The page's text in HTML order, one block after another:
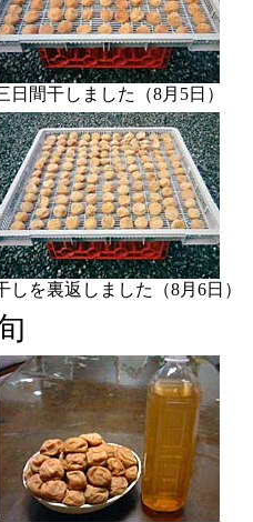
日間干しました（8月5日）
しを裏返しました（8月6日）